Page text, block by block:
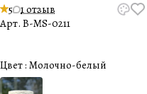
5 1 отзыв
Арт. B-MS-0211
Цвет : Молочно-белый